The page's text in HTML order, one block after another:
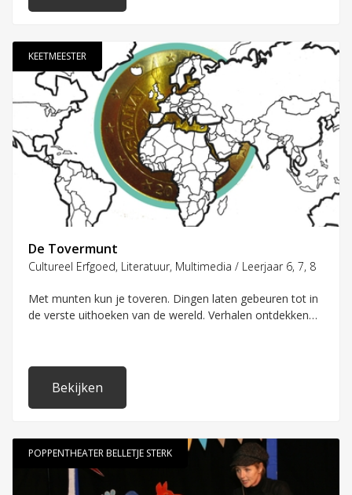
KEETMEESTER
De Tovermunt
Cultureel Erfgoed, Literatuur, Multimedia / Leerjaar 6, 7, 8
Met munten kun je toveren. Dingen laten gebeuren tot in
de verste uithoeken van de wereld. Verhalen ontdekken
Bekijken
POPPENTHEATER BELLETJE STERK